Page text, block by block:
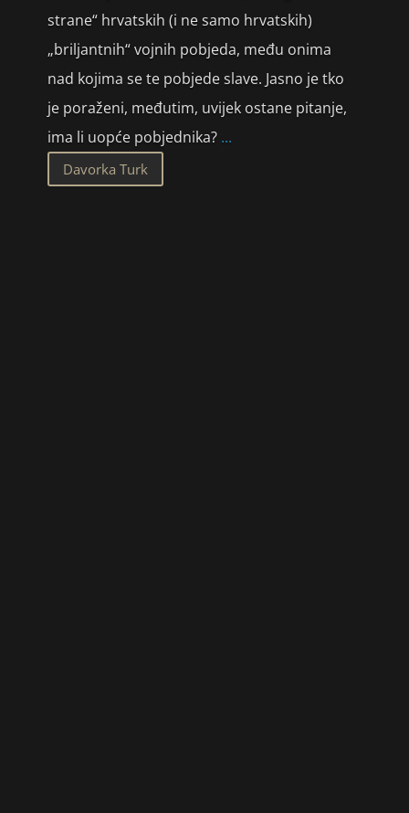
strane“ hrvatskih (i ne samo hrvatskih)
„briljantnih“ vojnih pobjeda, među onima
nad kojima se te pobjede slave. Jasno je tko
je poraženi, međutim, uvijek ostane pitanje,
ima li uopće pobjednika? ...
Davorka Turk